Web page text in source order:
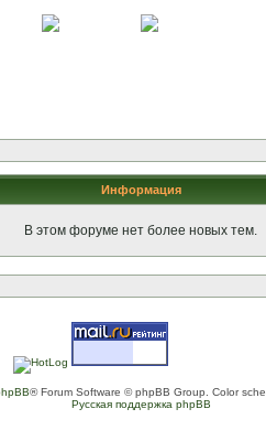
Информация
В этом форуме нет более новых тем.
® Forum Software © phpBB Group. Color
Русская поддержка phpBB